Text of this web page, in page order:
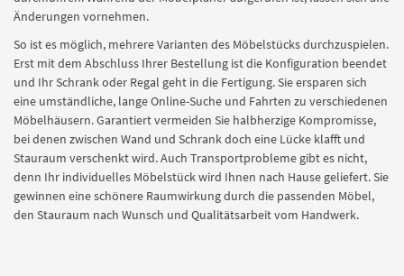
Änderungen vornehmen.
So ist es möglich, mehrere Varianten des Möbelstücks durchzuspielen.
Erst mit dem Abschluss Ihrer Bestellung ist die Konfiguration beendet
und Ihr Schrank oder Regal geht in die Fertigung. Sie ersparen sich
eine umständliche, lange Online-Suche und Fahrten zu verschiedenen
Möbelhäusern. Garantiert vermeiden Sie halbherzige Kompromisse,
bei denen zwischen Wand und Schrank doch eine Lücke klafft und
Stauraum verschenkt wird. Auch Transportprobleme gibt es nicht,
denn Ihr individuelles Möbelstück wird Ihnen nach Hause geliefert. Sie
gewinnen eine schönere Raumwirkung durch die passenden Möbel,
den Stauraum nach Wunsch und Qualitätsarbeit vom Handwerk.